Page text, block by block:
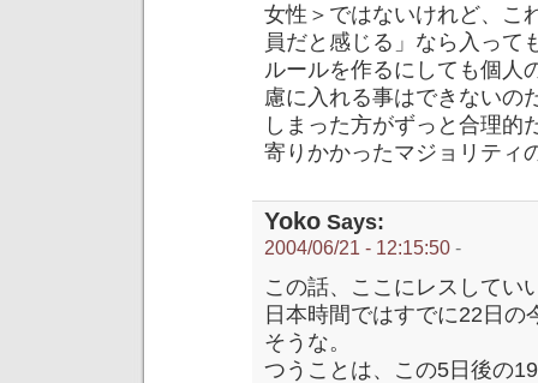
女性＞ではないけれど、こ
員だと感じる」なら入って
ルールを作るにしても個人
慮に入れる事はできないの
しまった方がずっと合理的
寄りかかったマジョリティ
Yoko Says:
2004/06/21 - 12:15:50 -
この話、ここにレスしてい
日本時間ではすでに22日
そうな。
つうことは、この5日後の